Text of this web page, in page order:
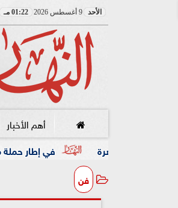
الأحد 9 أغسطس 2026 01:22 مـ
أهم الأخبار
في إطار حملة مكافحة الكيانات
فن